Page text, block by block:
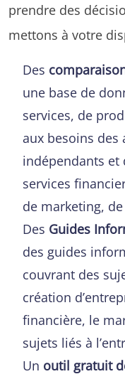
prendre des
mettons à votre
Des
une base de
services, de
aux besoins des
indépendants et
services
de marketing,
Des Guides
des guides
couvrant des
création
financière, le
sujets liés à
Un outil gratuit